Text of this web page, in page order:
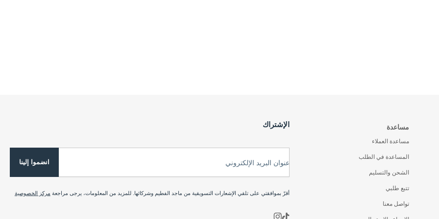
مساعدة
مساعدة العملاء
المساعدة في الطلب
الشحن والتسليم
تتبع طلبي
تواصل معنا
الإشتراك
عنوان البريد الإلكتروني انضموا إلينا
أقرّ بموافقتي على تلقي الإشعارات التسويقية من ماجد الفطيم وشركائها. للمزيد من المعلومات، يرجى مراجعة مركز الخصوصية